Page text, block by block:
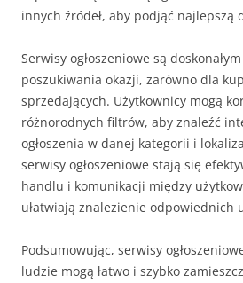
innych źródeł, aby podjąć najlepszą
Serwisy ogłoszeniowe są
poszukiwania okazji, zarówno dla
sprzedających. Użytkownicy mogą
różnorodnych filtrów, aby znaleźć
ogłoszenia w danej kategorii i
serwisy ogłoszeniowe stają się
handlu i komunikacji między
ułatwiają znalezienie odpowiednich
Podsumowując, serwisy
ludzie mogą łatwo i szybko